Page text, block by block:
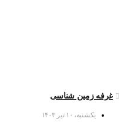
غرفه زمین شناسی
یکشنبه، ۱۰ تیر ۱۴۰۳